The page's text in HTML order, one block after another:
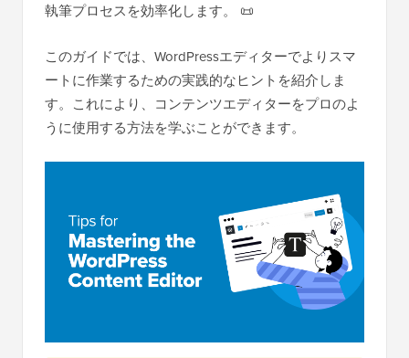
執筆プロセスを効率化します。 📜
このガイドでは、WordPressエディターでよりスマ
ートに作業するための実践的なヒントを紹介しま
す。これにより、コンテンツエディターをプロのよ
うに使用する方法を学ぶことができます。